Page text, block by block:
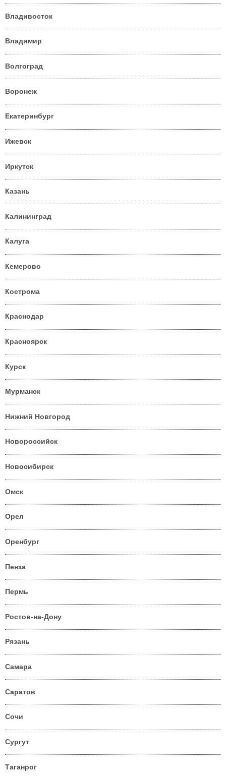
Владивосток
Владимир
Волгоград
Воронеж
Екатеринбург
Ижевск
Иркутск
Казань
Калининград
Калуга
Кемерово
Кострома
Краснодар
Красноярск
Курск
Мурманск
Нижний Новгород
Новороссийск
Новосибирск
Омск
Орел
Оренбург
Пенза
Пермь
Ростов-на-Дону
Рязань
Самара
Саратов
Сочи
Сургут
Таганрог